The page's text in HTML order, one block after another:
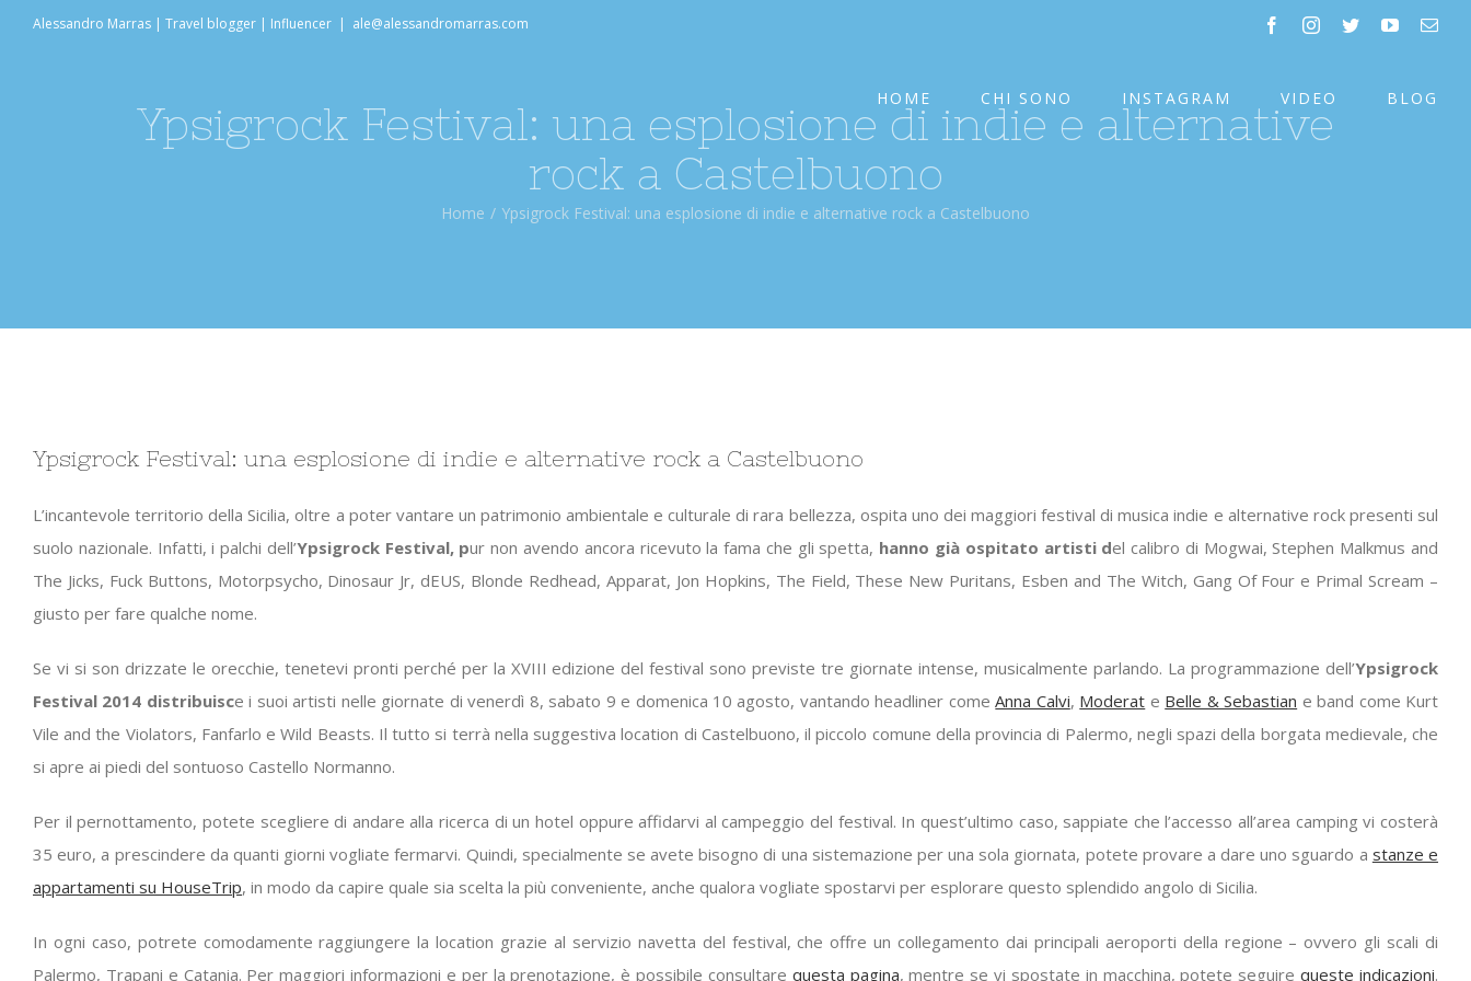
Alessandro Marras | Travel blogger | Influencer | ale@alessandromarras.com facebookinstagram
twitteryoutube
HOME CHI SONO INSTAGRAM VIDEO BLOG
Ypsigrock Festival: una esplosione di indie e alternative
rock a Castelbuono
Home / Ypsigrock Festival: una esplosione di indie e alternative rock a Castelbuono
immagine
Ypsigrock Festival: una esplosione di indie e alternative rock a Castelbuono
L’incantevole territorio della Sicilia, oltre a poter vantare un patrimonio ambientale e culturale di rara bellezza, ospita uno dei maggiori festival di musica indie e alternative rock presenti sul
suolo nazionale. Infatti, i palchi dell’Ypsigrock Festival, pur non avendo ancora ricevuto la fama che gli spetta, hanno già ospitato artisti del calibro di Mogwai, Stephen Malkmus and
The Jicks, Fuck Buttons, Motorpsycho, Dinosaur Jr, dEUS, Blonde Redhead, Apparat, Jon Hopkins, The Field, These New Puritans, Esben and The Witch, Gang Of Four e Primal Scream –
giusto per fare qualche nome.
Se vi si son drizzate le orecchie, tenetevi pronti perché per la XVIII edizione del festival sono previste tre giornate intense, musicalmente parlando. La programmazione dell’Ypsigrock
Festival 2014 distribuisce i suoi artisti nelle giornate di venerdì 8, sabato 9 e domenica 10 agosto, vantando headliner comeAnna Calvi, Moderat e Belle & Sebastian e band come Kurt
Vile and the Violators, Fanfarlo e Wild Beasts. Il tutto si terrà nella suggestiva location di Castelbuono, il piccolo comune della provincia di Palermo, negli spazi della borgata medievale, che
si apre ai piedi del sontuoso Castello Normanno.
Per il pernottamento, potete scegliere di andare alla ricerca di un hotel oppure affidarvi al campeggio del festival. In quest’ultimo caso, sappiate che l’accesso all’area camping vi costerà
35 euro, a prescindere da quanti giorni vogliate fermarvi. Quindi, specialmente se avete bisogno di una sistemazione per una sola giornata, potete provare a dare uno sguardo a stanze e
appartamenti su HouseTrip, in modo da capire quale sia scelta la più conveniente, anche qualora vogliate spostarvi per esplorare questo splendido angolo di Sicilia.
In ogni caso, potrete comodamente raggiungere la location grazie al servizio navetta del festival, che offre un collegamento dai principali aeroporti della regione – ovvero gli scali di
Palermo, Trapani e Catania. Per maggiori informazioni e per la prenotazione, è possibile consultare questa pagina, mentre se vi spostate in macchina, potete seguirequeste indicazioni.